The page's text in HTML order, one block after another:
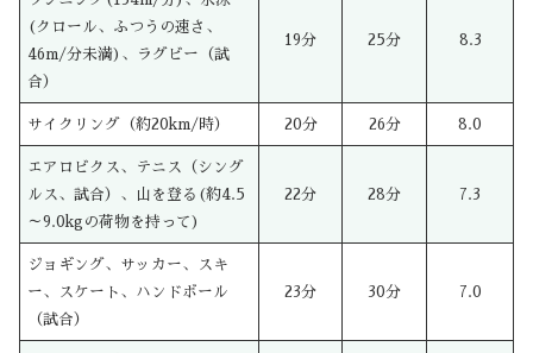
(クロール、ふつうの速さ、
46m/分未満)、ラグビー（試
合）
19分 25分 8.3
サイクリング（約20km/時） 20分 26分 8.0
エアロビクス、テニス（シング
ルス、試合）、山を登る(約4.5
～9.0kgの荷物を持って)
22分 28分 7.3
ジョギング、サッカー、スキ
ー、スケート、ハンドボール
（試合）
23分 30分 7.0